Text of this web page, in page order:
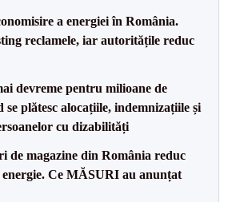
a energiei în România.
reclamele, iar autoritățile reduc
devreme pentru milioane de
se plătesc alocațiile, indemnizațiile și
cu dizabilități
de magazine din România reduc
energie. Ce MĂSURI au anunțat